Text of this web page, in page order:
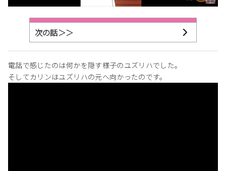
次の話＞＞
電話で感じたのは何かを隠す様子のユズリハでした。
そしてカリンはユズリハの元へ向かったのです。